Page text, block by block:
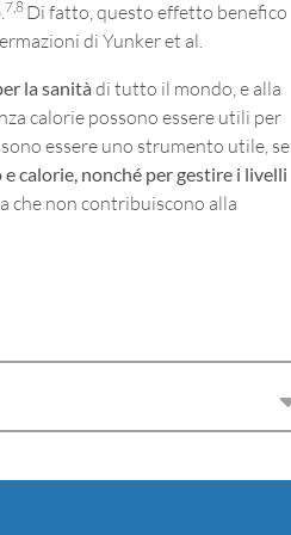
.7,8 Di fatto, questo effetto benefico
di Yunker et al.
la sanità di tutto il mondo, e alla
calorie possono essere utili per
essere uno strumento utile, se
calorie, nonché per gestire i livelli
che non contribuiscono alla